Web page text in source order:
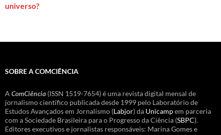
universo?
SOBRE A COMCIÊNCIA
A ComCiência (ISSN 1519-7654) é uma revista digital mensal de
jornalismo científico publicada desde 1999 pelo Laboratório de
Estudos Avançados em Jornalismo (Labjor) da Unicampem parceria
com a Sociedade Brasileira para o Progresso da Ciência (SBPC).
Editores executivos e jornalistas responsáveis: Marina Gomes e